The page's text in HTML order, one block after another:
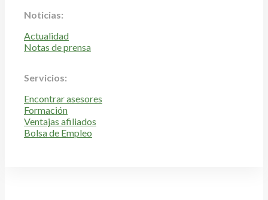
Noticias:
Actualidad
Notas de prensa
Servicios:
Encontrar asesores
Formación
Ventajas afiliados
Bolsa de Empleo